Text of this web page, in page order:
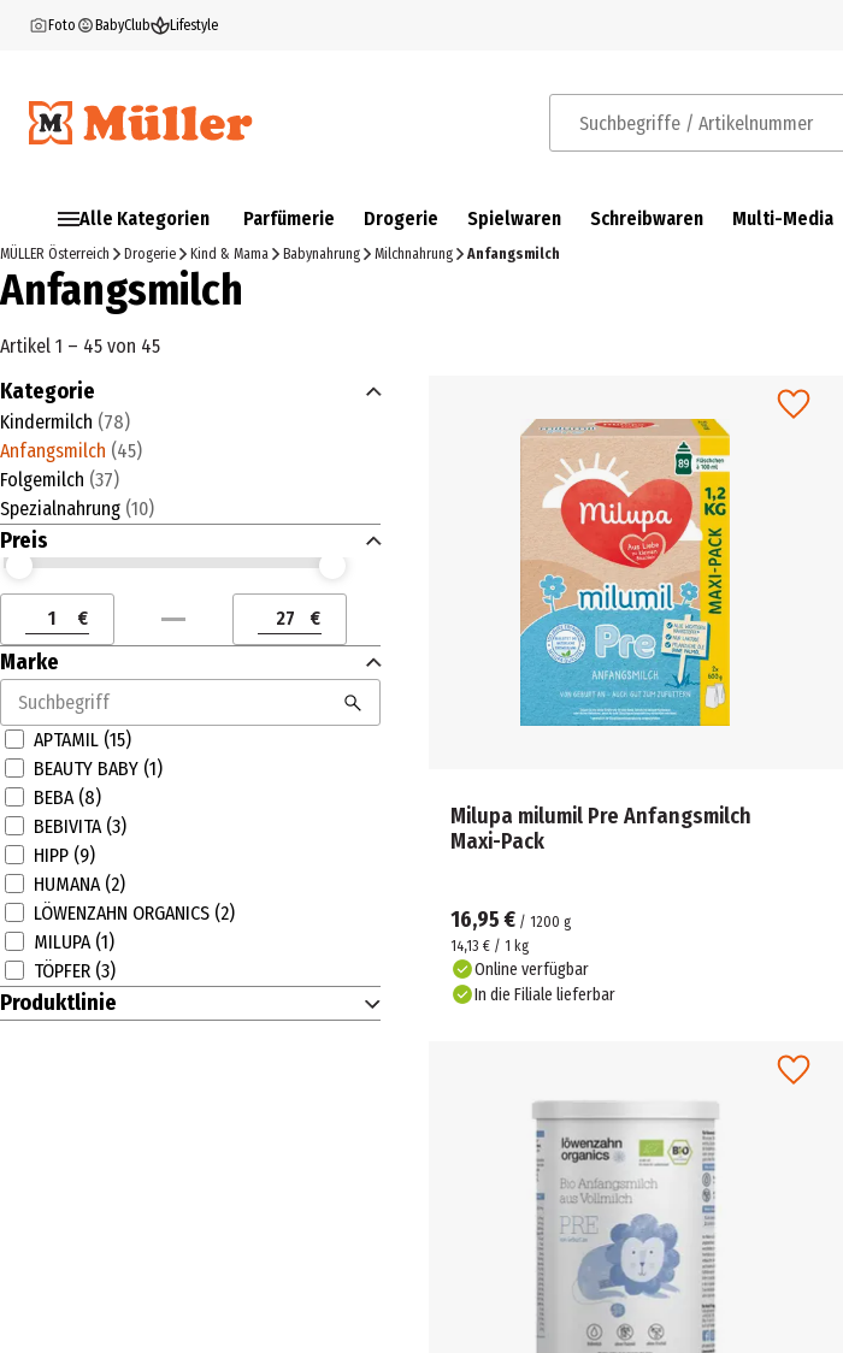
Foto BabyClub Lifestyle
Suchbegriffe / Artikelnummer
Alle Kategorien Parfümerie Drogerie Spielwaren Schreibwaren Multi-Media
MÜLLER Österreich Drogerie Kind & Mama Babynahrung Milchnahrung Anfangsmilch
Anfangsmilch
Artikel 1 – 45 von 45
Kategorie
Kindermilch (78)
Anfangsmilch (45)
Folgemilch (37)
Spezialnahrung (10)
Preis
Preis (€) ab
Preis (€) bis
Preis (€) ab
€
Preis (€) bis
€
Marke
APTAMIL (15)
BEAUTY BABY (1)
BEBA (8)
BEBIVITA (3)
HIPP (9)
HUMANA (2)
LÖWENZAHN ORGANICS (2)
MILUPA (1)
TÖPFER (3)
Produktlinie
Milupa milumil Pre Anfangsmilch
Maxi-Pack
16,95 € / 1200 g
14,13 € / 1 kg
Online verfügbar
In die Filiale lieferbar